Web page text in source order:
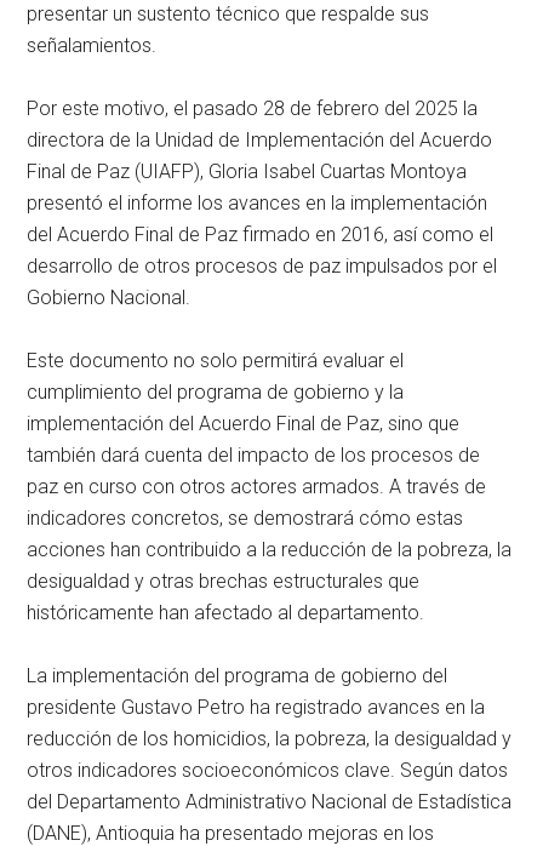
presentar un sustento técnico que respalde sus
señalamientos.
Por este motivo, el pasado 28 de febrero del 2025 la
directora de la Unidad de Implementación del Acuerdo
Final de Paz (UIAFP), Gloria Isabel Cuartas Montoya
presentó el informe los avances en la implementación
del Acuerdo Final de Paz firmado en 2016, así como el
desarrollo de otros procesos de paz impulsados por el
Gobierno Nacional.
Este documento no solo permitirá evaluar el
cumplimiento del programa de gobierno y la
implementación del Acuerdo Final de Paz, sino que
también dará cuenta del impacto de los procesos de
paz en curso con otros actores armados. A través de
indicadores concretos, se demostrará cómo estas
acciones han contribuido a la reducción de la pobreza, la
desigualdad y otras brechas estructurales que
históricamente han afectado al departamento.
La implementación del programa de gobierno del
presidente Gustavo Petro ha registrado avances en la
reducción de los homicidios, la pobreza, la desigualdad y
otros indicadores socioeconómicos clave. Según datos
del Departamento Administrativo Nacional de Estadística
(DANE), Antioquia ha presentado mejoras en los